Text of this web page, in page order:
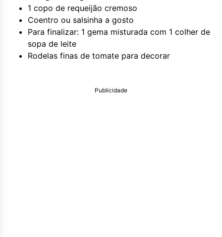
1 copo de requeijão cremoso
Coentro ou salsinha a gosto
Para finalizar: 1 gema misturada com 1 colher de
sopa de leite
Rodelas finas de tomate para decorar
Publicidade